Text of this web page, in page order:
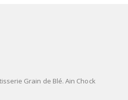
Grain de Blé. Ain Chock